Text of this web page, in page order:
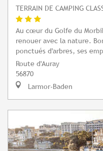
TERRAIN DE CAMPING
Au cœur du Golfe du
renouer avec la nature.
ponctués d'arbres, ses
Route d'Auray
56870
Larmor-Baden